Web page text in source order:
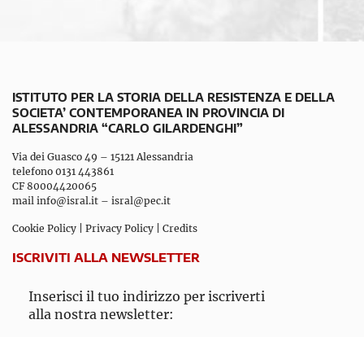
ISTITUTO PER LA STORIA DELLA RESISTENZA E DELLA
SOCIETA’ CONTEMPORANEA IN PROVINCIA DI
ALESSANDRIA “CARLO GILARDENGHI”
Via dei Guasco 49 – 15121 Alessandria
telefono 0131 443861
CF 80004420065
mail info@isral.it – isral@pec.it
Cookie Policy Privacy Policy Credits
ISCRIVITI ALLA NEWSLETTER
Inserisci il tuo indirizzo per iscriverti
alla nostra newsletter: